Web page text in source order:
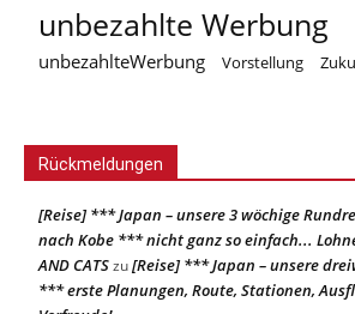
unbezahlte Werbung
unbezahlteWerbung Vorstellung
Rückmeldungen
[Reise] *** Japan – unsere 3 wöchige
nach Kobe *** nicht ganz so einfach...
AND CATSzu[Reise] *** Japan – unsere
*** erste Planungen, Route, Stationen,